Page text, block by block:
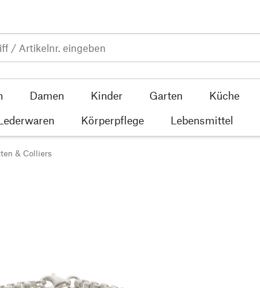
Damen Kinder Garten Küche
Körperpflege Lebensmittel
& Colliers